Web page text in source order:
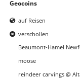
Navigation
Geocoins
auf Reisen
verschollen
Beaumont-Hamel
moose
reindeer carvings @